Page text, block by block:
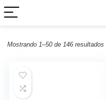
Mostrando 1–50 de 146 resultados